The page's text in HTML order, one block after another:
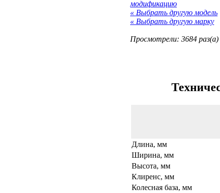
модификацию
« Выбрать другую модель
« Выбрать другую марку
Просмотрели: 3684 раз(а)
Длина, мм
Ширина, мм
Высота, мм
Клиренс, мм
Колесная база, мм